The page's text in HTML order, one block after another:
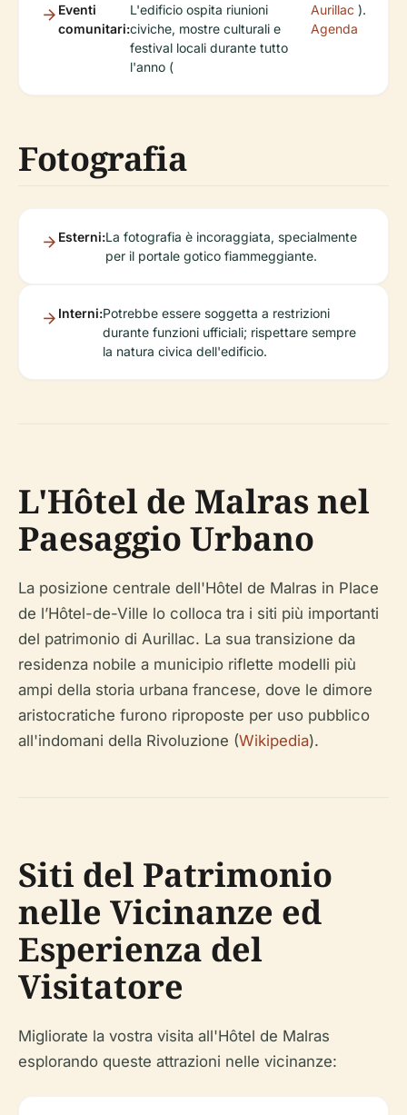
Eventi
comunitari:
L'edificio ospita riunioni
civiche, mostre culturali e
festival locali durante tutto
l'anno (
Aurillac
Agenda
).
Fotografia
Esterni:La fotografia è incoraggiata, specialmente
per il portale gotico fiammeggiante.
Interni:Potrebbe essere soggetta a restrizioni
durante funzioni ufficiali; rispettare sempre
la natura civica dell'edificio.
L'Hôtel de Malras nel
Paesaggio Urbano
La posizione centrale dell'Hôtel de Malras in Place
de l’Hôtel-de-Ville lo colloca tra i siti più importanti
del patrimonio di Aurillac. La sua transizione da
residenza nobile a municipio riflette modelli più
ampi della storia urbana francese, dove le dimore
aristocratiche furono riproposte per uso pubblico
all'indomani della Rivoluzione (Wikipedia).
Siti del Patrimonio
nelle Vicinanze ed
Esperienza del
Visitatore
Migliorate la vostra visita all'Hôtel de Malras
esplorando queste attrazioni nelle vicinanze: